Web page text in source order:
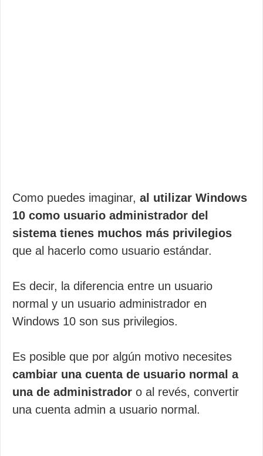
Como puedes imaginar, al utilizar Windows
10 como usuario administrador del
sistema tienes muchos más privilegios
que al hacerlo como usuario estándar.
Es decir, la diferencia entre un usuario
normal y un usuario administrador en
Windows 10 son sus privilegios.
Es posible que por algún motivo necesites
cambiar una cuenta de usuario normal a
una de administrador o al revés, convertir
una cuenta admin a usuario normal.